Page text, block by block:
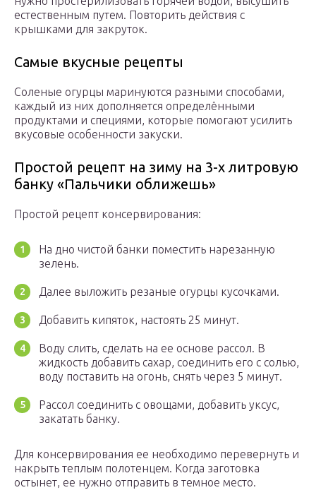
естественным путем. Повторить действия с
крышками для закруток.
Самые вкусные рецепты
Соленые огурцы маринуются разными способами,
каждый из них дополняется определёнными
продуктами и специями, которые помогают усилить
вкусовые особенности закуски.
Простой рецепт на зиму на 3-х литровую
банку «Пальчики оближешь»
Простой рецепт консервирования:
На дно чистой банки поместить нарезанную
зелень.
Далее выложить резаные огурцы кусочками.
Добавить кипяток, настоять 25 минут.
Воду слить, сделать на ее основе рассол. В
жидкость добавить сахар, соединить его с солью,
воду поставить на огонь, снять через 5 минут.
Рассол соединить с овощами, добавить уксус,
закатать банку.
Для консервирования ее необходимо перевернуть и
накрыть теплым полотенцем. Когда заготовка
остынет, ее нужно отправить в темное место.